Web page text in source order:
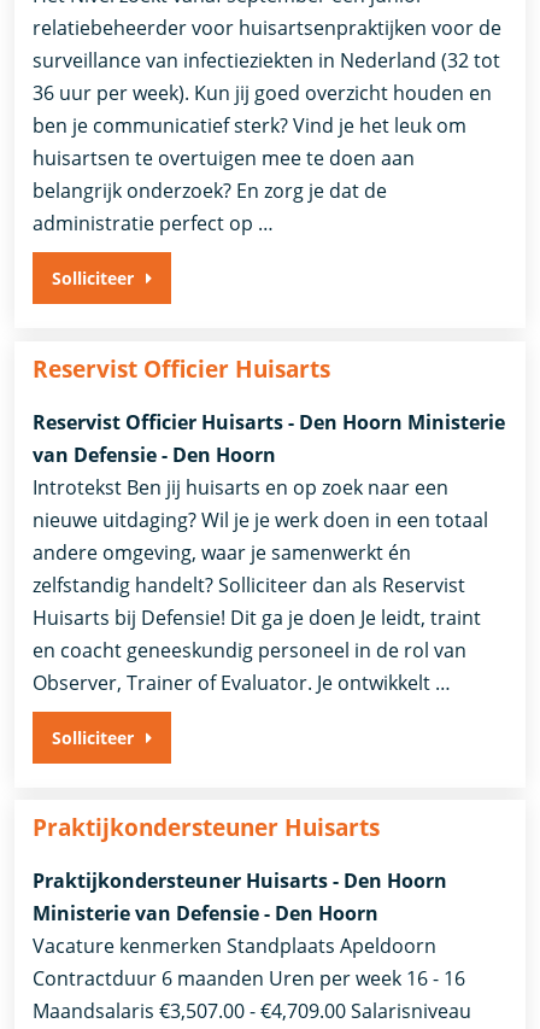
relatiebeheerder voor huisartsenpraktijken voor de
surveillance van infectieziekten in Nederland (32 tot
36 uur per week). Kun jij goed overzicht houden en
ben je communicatief sterk? Vind je het leuk om
huisartsen te overtuigen mee te doen aan
belangrijk onderzoek? En zorg je dat de
administratie perfect op …
Solliciteer
Reservist Officier Huisarts
Reservist Officier Huisarts - Den Hoorn Ministerie
van Defensie - Den Hoorn
Introtekst Ben jij huisarts en op zoek naar een
nieuwe uitdaging? Wil je je werk doen in een totaal
andere omgeving, waar je samenwerkt én
zelfstandig handelt? Solliciteer dan als Reservist
Huisarts bij Defensie! Dit ga je doen Je leidt, traint
en coacht geneeskundig personeel in de rol van
Observer, Trainer of Evaluator. Je ontwikkelt …
Solliciteer
Praktijkondersteuner Huisarts
Praktijkondersteuner Huisarts - Den Hoorn
Ministerie van Defensie - Den Hoorn
Vacature kenmerken Standplaats Apeldoorn
Contractduur 6 maanden Uren per week 16 - 16
Maandsalaris €3,507.00 - €4,709.00 Salarisniveau